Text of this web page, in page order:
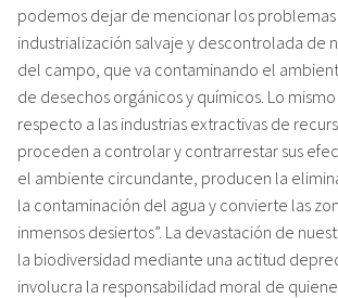
podemos dejar de mencionar los problemas
industrialización salvaje y descontrolada de
del campo, que va contaminando el
de desechos orgánicos y químicos. Lo
respecto a las industrias extractivas de
proceden a controlar y contrarrestar sus
el ambiente circundante, producen la
la contaminación del agua y convierte las
inmensos desiertos”. La devastación de
la biodiversidad mediante una actitud
involucra la responsabilidad moral de